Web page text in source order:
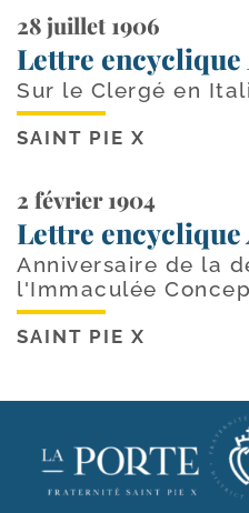
28 juillet 1906
Lettre encyclique
Sur le Clergé en
SAINT PIE X
2 février 1904
Lettre encyclique
Anniversaire de la
l'Immaculée
SAINT PIE X